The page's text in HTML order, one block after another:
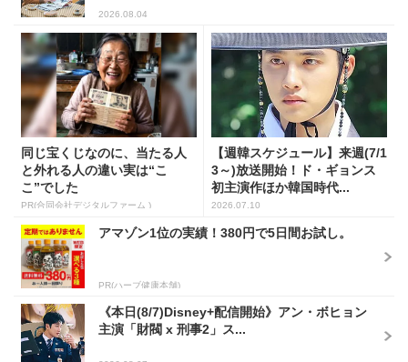
2026.08.04
同じ宝くじなのに、当たる人
と外れる人の違い実は“こ
こ”でした
PR(合同会社デジタルファーム )
【週韓スケジュール】来週(7/1
3～)放送開始！ド・ギョンス
初主演作ほか韓国時代...
2026.07.10
アマゾン1位の実績！380円で5日間お試し。
PR(ハーブ健康本舗)
《本日(8/7)Disney+配信開始》アン・ボヒョン
主演「財閥 x 刑事2」ス...